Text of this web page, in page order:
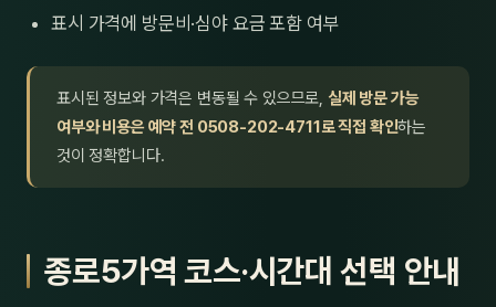
표시 가격에 방문비·심야 요금 포함 여부
표시된 정보와 가격은 변동될 수 있으므로, 실제 방문 가능
여부와 비용은 예약 전 0508-202-4711로 직접 확인하는
것이 정확합니다.
종로5가역 코스·시간대 선택 안내